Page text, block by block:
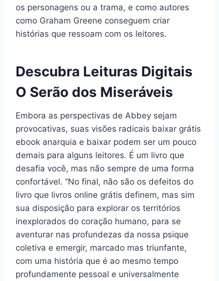
os personagens ou a trama, e como autores
como Graham Greene conseguem criar
histórias que ressoam com os leitores.
Descubra Leituras Digitais
O Serão dos Miseráveis
Embora as perspectivas de Abbey sejam
provocativas, suas visões radicais baixar grátis
ebook anarquia e baixar podem ser um pouco
demais para alguns leitores. É um livro que
desafia você, mas não sempre de uma forma
confortável. “No final, não são os defeitos do
livro que livros online grátis definem, mas sim
sua disposição para explorar os territórios
inexplorados do coração humano, para se
aventurar nas profundezas da nossa psique
coletiva e emergir, marcado mas triunfante,
com uma história que é ao mesmo tempo
profundamente pessoal e universalmente